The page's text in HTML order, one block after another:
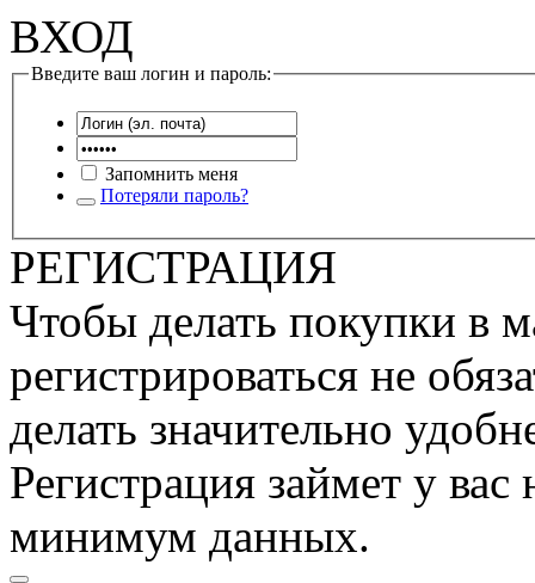
ВХОД
Введите ваш логин и пароль:
Запомнить меня
Потеряли пароль?
РЕГИСТРАЦИЯ
Чтобы делать покупки в
регистрироваться не
делать значительно
Регистрация займет у
минимум данных.